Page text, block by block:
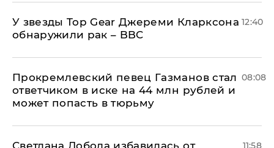
У звезды Top Gear Джереми Кларксона
обнаружили рак – BBC
12:40
Прокремлевский певец Газманов стал
ответчиком в иске на 44 млн рублей и
может попасть в тюрьму
08:08
11:58